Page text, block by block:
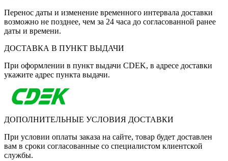
Перенос даты и изменение временного интервала доставки
возможно не позднее, чем за 24 часа до согласованной ранее
даты и времени.
ДОСТАВКА В ПУНКТ ВЫДАЧИ
При оформлении в пункт выдачи CDEK, в адресе доставки
укажите адрес пункта выдачи.
ДОПОЛНИТЕЛЬНЫЕ УСЛОВИЯ ДОСТАВКИ
При условии оплаты заказа на сайте, товар будет доставлен
вам в сроки согласованные со специалистом клиентской
службы.